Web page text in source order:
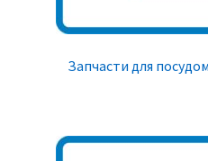
Запчасти для